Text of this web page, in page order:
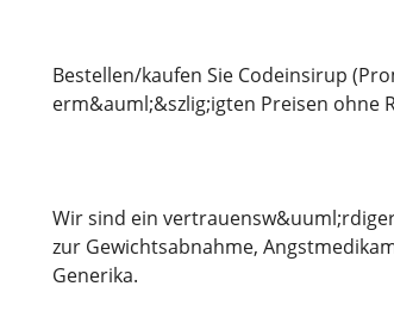
Bestellen/kaufen Sie Codeinsirup
erm&auml;&szlig;igten Preisen ohne
Wir sind ein
zur Gewichtsabnahme,
Generika.